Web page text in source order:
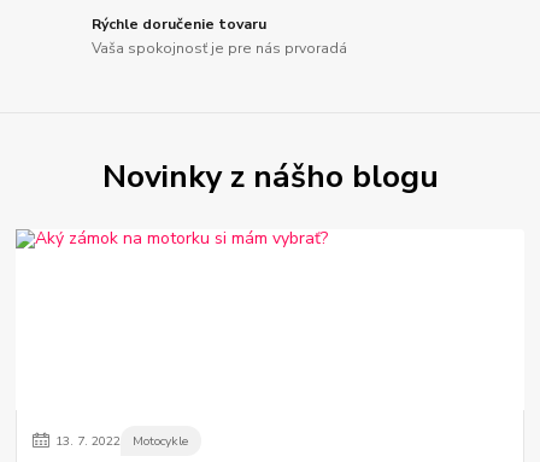
Rýchle doručenie tovaru
Vaša spokojnosť je pre nás prvoradá
Novinky z nášho blogu
13. 7. 2022 Motocykle